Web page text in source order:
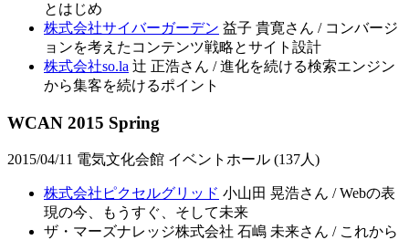
とはじめ
株式会社サイバーガーデン 益子 貴寛さん / コンバージ
ョンを考えたコンテンツ戦略とサイト設計
株式会社so.la 辻 正浩さん / 進化を続ける検索エンジン
から集客を続けるポイント
WCAN 2015 Spring
2015/04/11 電気文化会館 イベントホール (137人)
株式会社ピクセルグリッド 小山田 晃浩さん / Webの表
現の今、もうすぐ、そして未来
ザ・マーズナレッジ株式会社 石嶋 未来さん / これから